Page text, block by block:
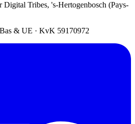
Digital Tribes, 's-Hertogenbosch (Pays-
& UE · KvK 59170972